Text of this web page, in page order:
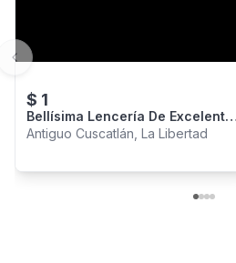
$ 1
Bellísima Lencería De Excelente
Calidad.
Antiguo Cuscatlán, La Libertad
Previous slide